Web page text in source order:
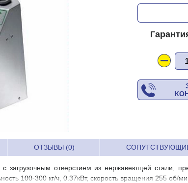
ОТЗЫВЫ (0)
отверстием из нержавеющей стали,
100-300 кг/ч, 0.37кВт, скорость вращения 255 об/